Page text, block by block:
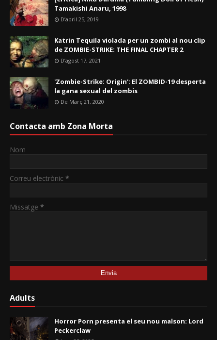
Tamakishi Anaru, 1998
D’abril 25, 2019
Katrin Tequila violada per un zombi al nou clip
de ZOMBIE-STRIKE: THE FINAL CHAPTER 2
D’agost 17, 2021
'Zombie-Strike: Origin': El ZOMBID-19 desperta
la gana sexual del zombis
De Març 21, 2020
Contacta amb Zona Morta
Nom
Correu electrònic *
Missatge *
Adults
Horror Porn presenta el seu nou malson: Lord
Peckerclaw